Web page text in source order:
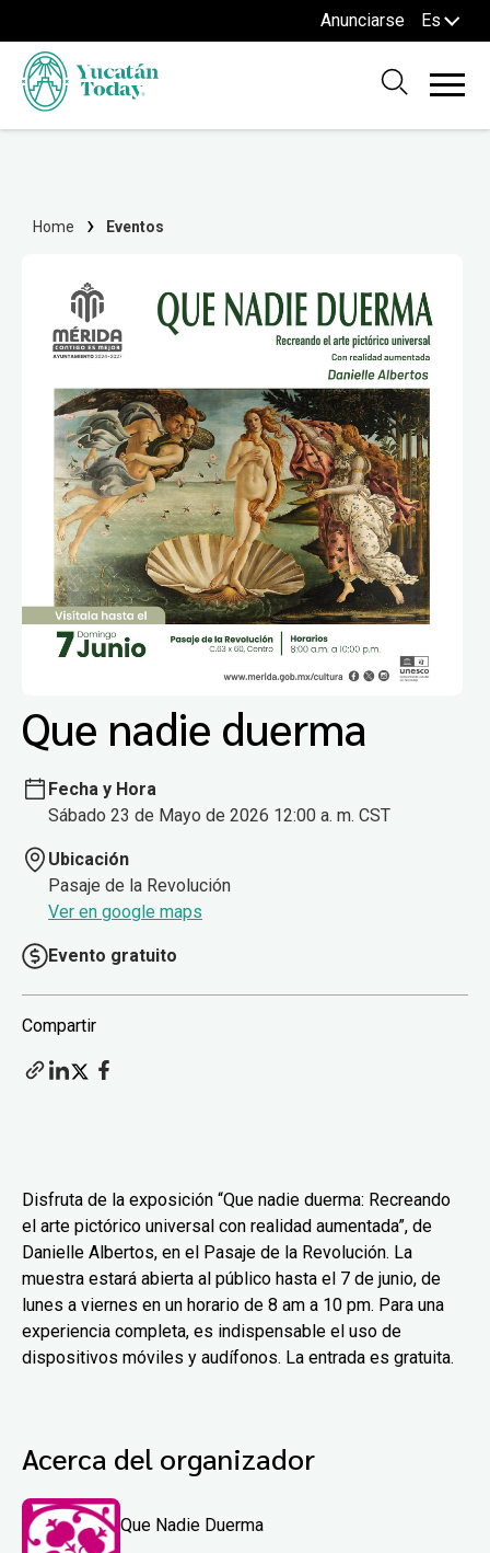
Anunciarse Es
Home Eventos
Que nadie duerma
Fecha y Hora
Sábado 23 de Mayo de 2026 12:00 a. m. CST
Ubicación
Pasaje de la Revolución
Ver en google maps
Evento gratuito
Compartir
Disfruta de la exposición “Que nadie duerma: Recreando
el arte pictórico universal con realidad aumentada”, de
Danielle Albertos, en el Pasaje de la Revolución. La
muestra estará abierta al público hasta el 7 de junio, de
lunes a viernes en un horario de 8 am a 10 pm. Para una
experiencia completa, es indispensable el uso de
dispositivos móviles y audífonos. La entrada es gratuita.
Acerca del organizador
Que Nadie Duerma